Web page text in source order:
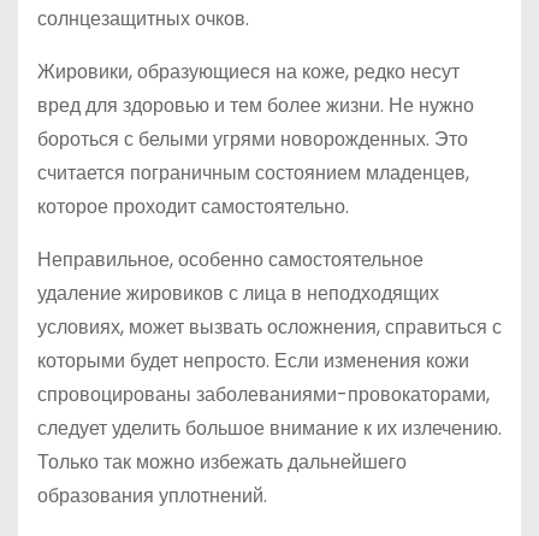
солнцезащитных очков.
Жировики, образующиеся на коже, редко несут
вред для здоровью и тем более жизни. Не нужно
бороться с белыми угрями новорожденных. Это
считается пограничным состоянием младенцев,
которое проходит самостоятельно.
Неправильное, особенно самостоятельное
удаление жировиков с лица в неподходящих
условиях, может вызвать осложнения, справиться с
которыми будет непросто. Если изменения кожи
спровоцированы заболеваниями-провокаторами,
следует уделить большое внимание к их излечению.
Только так можно избежать дальнейшего
образования уплотнений.